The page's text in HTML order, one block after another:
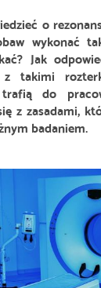
o
wykonać
Jak
z takimi
do
z zasadami,
badaniem.